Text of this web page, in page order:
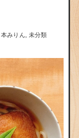
本みりん 未分類